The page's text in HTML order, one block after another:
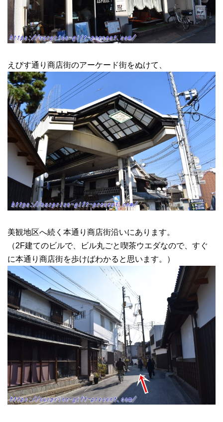
えびす通り商店街のアーケード街をぬけて、
美観地区へ続く本通り商店街沿いにあります。
（2F建てのビルで、ビル丸ごと喫茶ウエダなので、すぐ
に本通り商店街を歩けばわかると思います。）